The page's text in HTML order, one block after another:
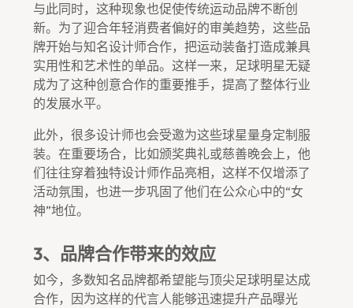
与此同时，这种现象也促使传统运动品牌不断创
新。为了迎合年轻消费者偏好的审美趋势，这些品
牌开始与知名设计师合作，把运动装备打造成兼具
实用性和艺术性的单品。这样一来，足球明星无疑
成为了这种创意合作的重要推手，提高了整体行业
的发展水平。
此外，很多设计师也会受邀为这些球星量身定制服
装。在重要场合，比如颁奖典礼或慈善晚会上，他
们往往穿着独特设计师作品亮相，这样不仅增添了
活动氛围，也进一步巩固了他们在公众心中的“女
神”地位。
3、品牌合作带来的效应
如今，多数知名品牌都希望能与顶尖足球明星达成
合作，因为这样的代言人能够迅速提升产品曝光